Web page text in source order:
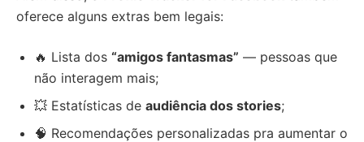
oferece alguns extras bem legais:
🔥 Lista dos “amigos fantasmas” — pessoas que
não interagem mais;
💥 Estatísticas de audiência dos stories;
🧠 Recomendações personalizadas pra aumentar o